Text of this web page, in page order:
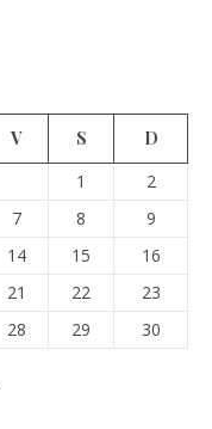
V S
D
1
2
7 8
9
14 15
16
21 22
23
28 29 30